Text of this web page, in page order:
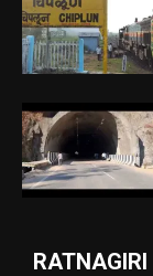
RATNAGIRI